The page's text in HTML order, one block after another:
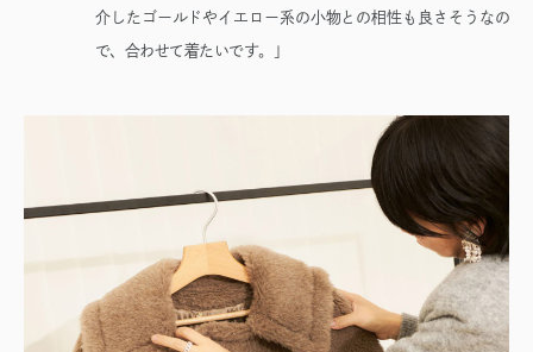
介したゴールドやイエロー系の小物との相性も良さそうなの
で、合わせて着たいです。」